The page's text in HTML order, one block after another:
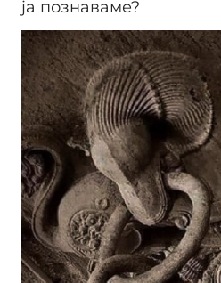
ја познаваме?